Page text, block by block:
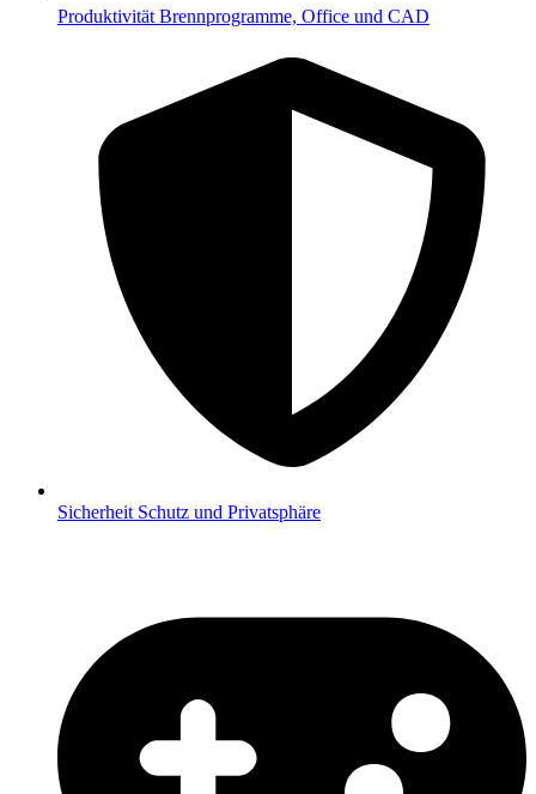
Produktivität Brennprogramme, Office und CAD
Sicherheit Schutz und Privatsphäre